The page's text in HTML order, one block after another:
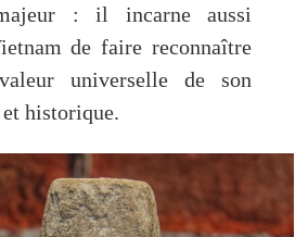
: il incarne aussi
de faire reconnaître
universelle de son
historique.